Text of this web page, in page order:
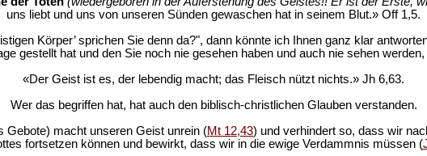
uns liebt und uns von unseren Sünden gewaschen hat in seinem Blut.» Off 1,5.
Körper’ sprichen Sie denn da?", dann könnte ich Ihnen ganz klar
gestellt hat und den Sie noch nie gesehen haben und auch nie sehen
«Der Geist ist es, der lebendig macht; das Fleisch nützt nichts.» Jh 6,63.
Wer das begriffen hat, hat auch den biblisch-christlichen Glauben verstanden.
Gebote) macht unseren Geist unrein (Mt 12,43) und verhindert so, dass wir
fortsetzen können und bewirkt, dass wir in die ewige Verdammnis müssen (